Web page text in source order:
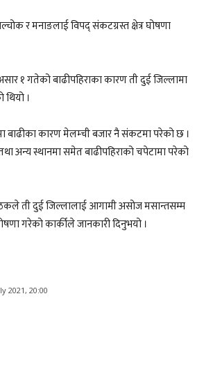
र मनाङलाई विपद् संकटग्रस्त क्षेत्र घोषणा
१ गतेको बाढीपहिराका कारण ती दुई जिल्लामा
।
बाढीका कारण मेलम्ची बजार नै संकटमा परेको छ ।
अन्य स्थानमा समेत बाढीपहिराको चपेटामा परेको
ती दुई जिल्लालाई आगामी असोज मसान्तसम्म
गरेको कार्कीले जानकारी दिनुभयो ।
2021, 20:00